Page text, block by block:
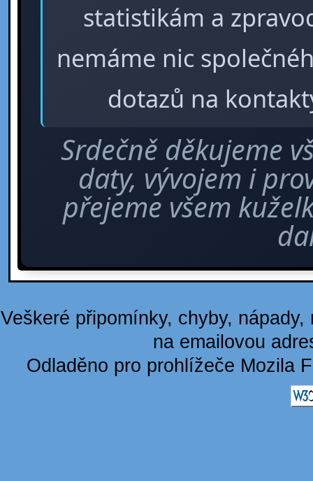
statistikám a
nemáme nic
dotazů na
Srdečně děkujeme
daty, vývojem i
přejeme všem
Veškeré připomínky, chyby,
na emailovou
Odladěno pro prohlížeče Mozila